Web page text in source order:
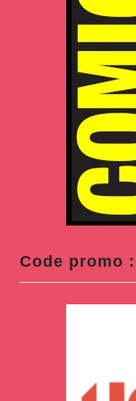
Code promo